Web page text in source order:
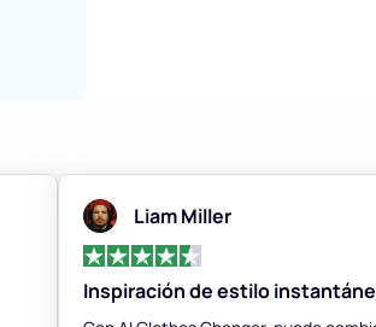
Liam Miller
Inspiración de estilo